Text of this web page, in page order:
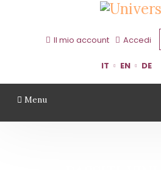
Il mio account Accedi
IT EN DE
Menu